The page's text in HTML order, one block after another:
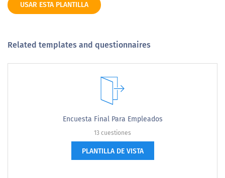
USAR ESTA PLANTILLA
Related templates and questionnaires
Encuesta Final Para Empleados
13 cuestiones
PLANTILLA DE VISTA